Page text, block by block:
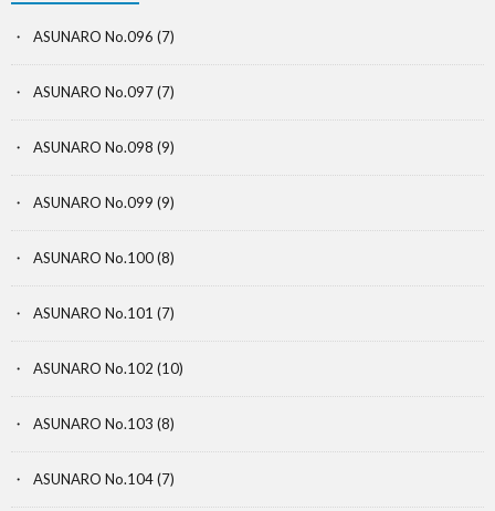
ASUNARO No.096 (7)
ASUNARO No.097(7)
ASUNARO No.098 (9)
ASUNARO No.099 (9)
ASUNARO No.100(8)
ASUNARO No.101 (7)
ASUNARO No.102 (10)
ASUNARO No.103 (8)
ASUNARO No.104(7)